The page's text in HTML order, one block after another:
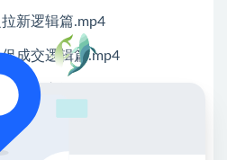
新逻辑篇.mp4
成交逻辑篇.mp4
车核心逻辑解析.mp4
舟核心逻辑解析.mp4